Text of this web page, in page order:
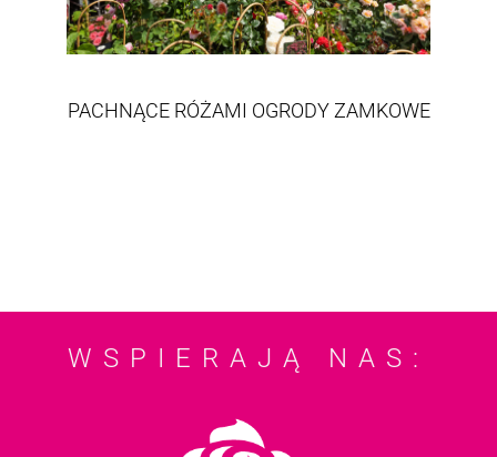
PACHNĄCE RÓŻAMI OGRODY ZAMKOWE
WSPIERAJĄ NAS: